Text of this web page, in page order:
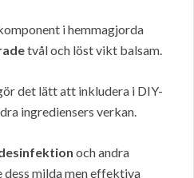
i hemmagjorda
tvål och löst vikt balsam.
det lätt att inkludera i DIY-
ingrediensers verkan.
och andra
milda men effektiva